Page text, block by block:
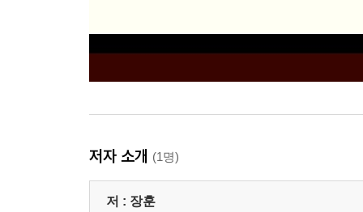
저자 소개 (1명)
저 : 장훈